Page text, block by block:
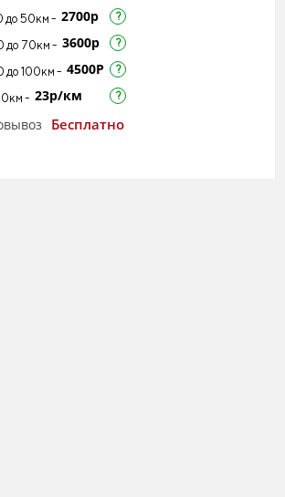
до 50км - 2700р
до 70км - 3600р
до 100км - 4500Р
- 23р/км
Бесплатно